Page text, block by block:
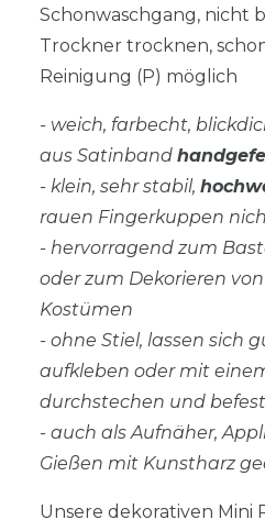
Schonwaschgang, nicht
Trockner trocknen,
Reinigung (P) möglich
- weich, farbecht,
aus Satinband
- klein, sehr stabil,
rauen Fingerkuppen
- hervorragend zum
oder zum Dekorieren
Kostümen
- ohne Stiel, lassen sich
aufkleben oder mit
durchstechen und
- auch als Aufnäher,
Gießen mit Kunstharz
Unsere dekorativen Mini